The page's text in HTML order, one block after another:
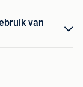
van